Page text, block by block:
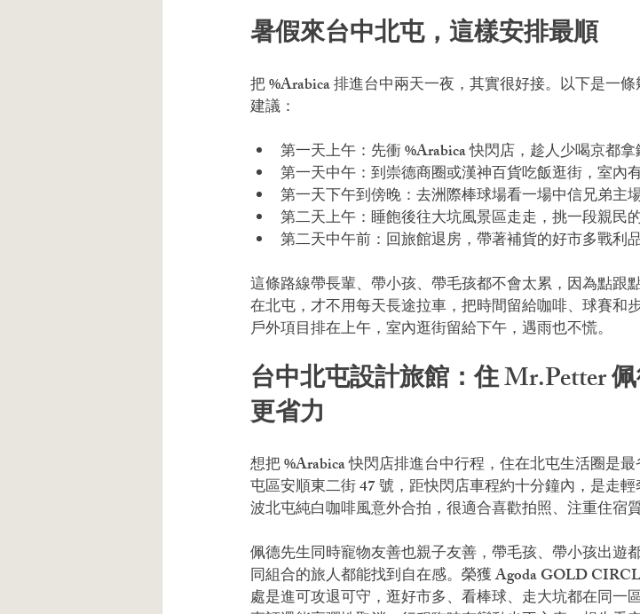
暑假來台中北屯，這樣安排最順
把 %Arabica 排進台中兩天一夜，其實很好接。以下是一
建議：
第一天上午：先衝 %Arabica 快閃店，趁人少喝京都
第一天中午：到崇德商圈或漢神百貨吃飯逛街，室內
第一天下午到傍晚：去洲際棒球場看一場中信兄弟主
第二天上午：睡飽後往大坑風景區走走，挑一段親民
第二天中午前：回旅館退房，帶著補貨的好市多戰利
這條路線帶長輩、帶小孩、帶毛孩都不會太累，因為點跟
在北屯，才不用每天長途拉車，把時間留給咖啡、球賽和
戶外項目排在上午，室內逛街留給下午，遇雨也不慌。
台中北屯設計旅館：住 Mr.Petter
更省力
想把 %Arabica 快閃店排進台中行程，住在北屯生活圈是
屯區安順東二街 47 號，距快閃店車程約十分鐘內，是走
波北屯純白咖啡風意外合拍，很適合喜歡拍照、注重住宿
佩德先生同時寵物友善也親子友善，帶毛孩、帶小孩出遊
同組合的旅人都能找到自在感。榮獲 Agoda GOLD
處是進可攻退可守，逛好市多、看棒球、走大坑都在同一